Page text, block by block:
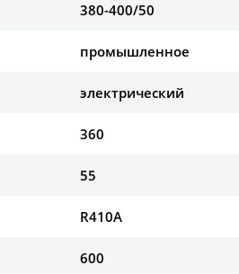
380-400/50
промышленное
электрический
360
55
R410A
600